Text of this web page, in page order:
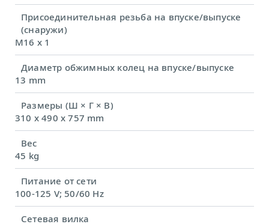
Присоединительная резьба на впуске/выпуске
(снаружи)
M16 x 1
Диаметр обжимных колец на впуске/выпуске
13 mm
Размеры (Ш × Г × В)
310 x 490 x 757 mm
Вес
45 kg
Питание от сети
100-125 V; 50/60 Hz
Сетевая вилка